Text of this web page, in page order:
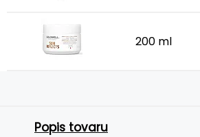
200 ml
Popis tovaru